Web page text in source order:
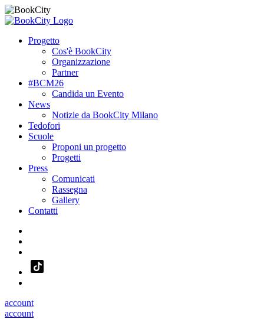
Progetto
Cos'è BookCity
Organizzazione
Partner
#BCM26
Candida un Evento
News
Notizie da BookCity Milano
Tedofori
Scuole
Proponi un progetto
Progetti
Press
Comunicati
Rassegna
Gallery
Contatti
account
account